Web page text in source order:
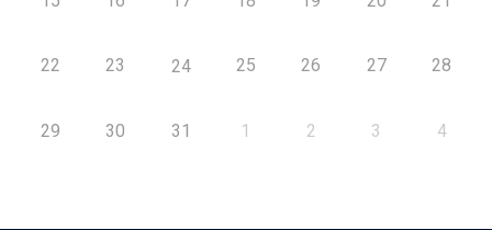
22 23 24 25 26 27 28
29 30 31 1 2 3 4